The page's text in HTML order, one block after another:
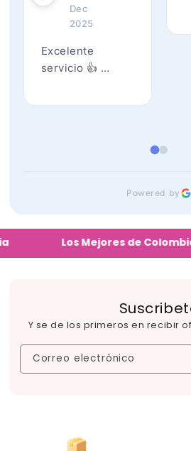
Dec
2025
Excelente
servicio 👍 …
Powered by
Los Mejores de Colombia
Y se de los primeros en recibir
Correo electrónico